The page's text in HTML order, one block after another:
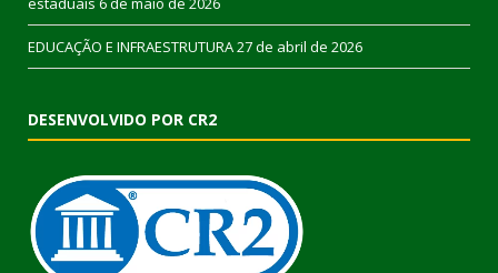
EDUCAÇÃO E INFRAESTRUTURA27 de abril de 2026
DESENVOLVIDO POR CR2